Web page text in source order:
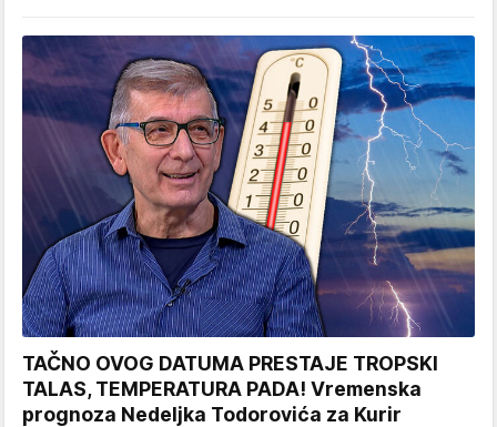
TAČNO OVOG DATUMA PRESTAJE TROPSKI
TALAS, TEMPERATURA PADA! Vremenska
prognoza Nedeljka Todorovića za Kurir